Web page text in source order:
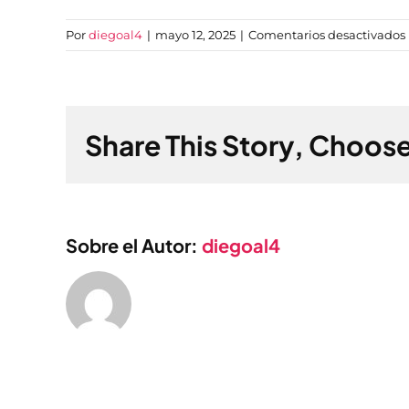
Pordiegoal4 | mayo 12, 2025 | Comentarios desactivados
Share This Story,
Sobre el Autor: diegoal4